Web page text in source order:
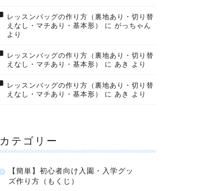
レッスンバッグの作り方（裏地あり・切り替
えなし・マチあり・基本形）
に がっちゃん
より
レッスンバッグの作り方（裏地あり・切り替
えなし・マチあり・基本形）
に あき より
レッスンバッグの作り方（裏地あり・切り替
えなし・マチあり・基本形）
に あき より
カテゴリー
【簡単】初心者向け入園・入学グッ
ズ作り方（もくじ）